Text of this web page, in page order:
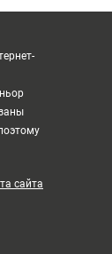
сайта